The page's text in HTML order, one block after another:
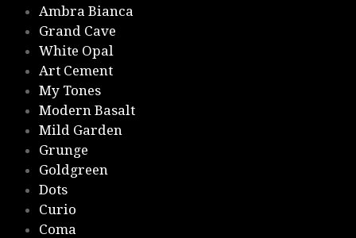
Ambra Bianca
Grand Cave
White Opal
Art Cement
My Tones
Modern Basalt
Mild Garden
Grunge
Goldgreen
Dots
Curio
Coma